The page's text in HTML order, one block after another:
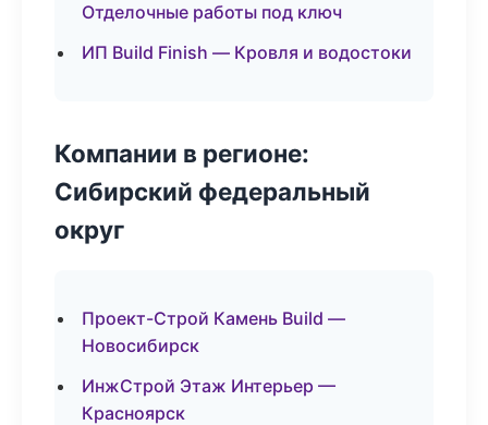
Отделочные работы под ключ
ИП Build Finish — Кровля и водостоки
Компании в регионе:
Сибирский федеральный
округ
Проект-Строй Камень Build —
Новосибирск
ИнжСтрой Этаж Интерьер —
Красноярск